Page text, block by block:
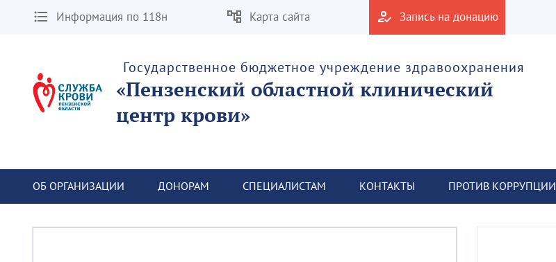
Информация по 118н Карта сайта Запись на донацию
Государственное бюджетное учреждение здравоохранения
«Пензенский областной клинический
центр крови»
ОБ ОРГАНИЗАЦИИ ДОНОРАМ СПЕЦИАЛИСТАМ КОНТАКТЫ ПРОТИВ КОРРУПЦИИ